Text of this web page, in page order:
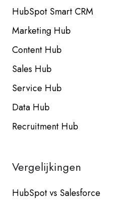
HubSpot Smart CRM
Marketing Hub
Content Hub
Sales Hub
Service Hub
Data Hub
Recruitment Hub
Vergelijkingen
HubSpot vs Salesforce